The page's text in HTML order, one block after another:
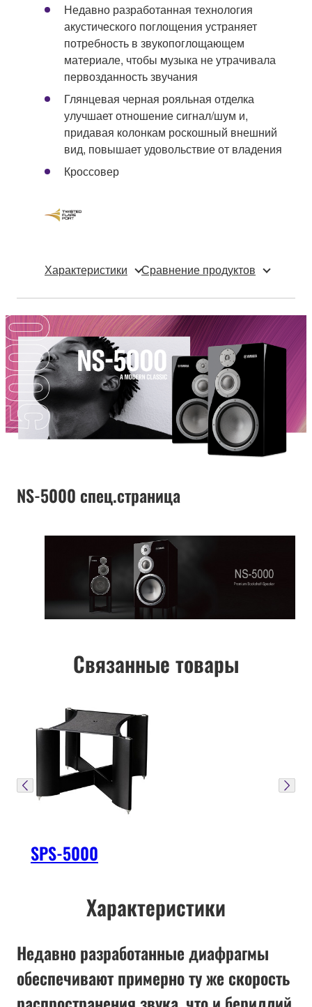
Недавно разработанная технология
акустического поглощения устраняет
потребность в звукопоглощающем
материале, чтобы музыка не утрачивала
первозданность звучания
Глянцевая черная рояльная отделка
улучшает отношение сигнал/шум и,
придавая колонкам роскошный внешний
вид, повышает удовольствие от владения
Кроссовер
Характеристики Сравнение продуктов
NS-5000 спец.страница
Связанные товары
SPS-5000
Характеристики
Недавно разработанные диафрагмы
обеспечивают примерно ту же скорость